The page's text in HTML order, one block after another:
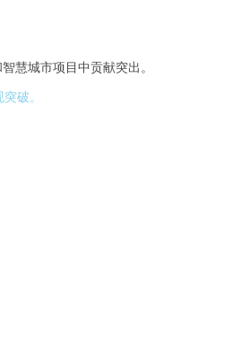
慧城市项目中贡献突出。
破。